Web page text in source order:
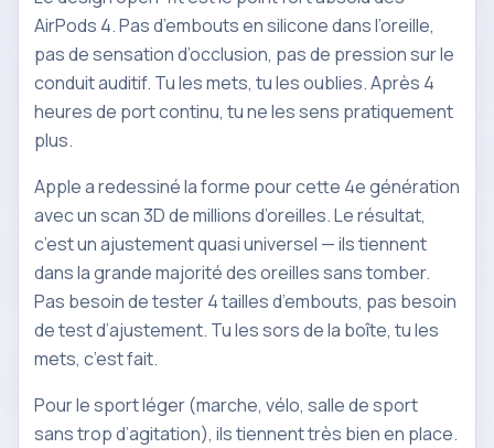
AirPods 4. Pas d’embouts en silicone dans l’oreille,
pas de sensation d’occlusion, pas de pression sur le
conduit auditif. Tu les mets, tu les oublies. Après 4
heures de port continu, tu ne les sens pratiquement
plus.
Apple a redessiné la forme pour cette 4e génération
avec un scan 3D de millions d’oreilles. Le résultat,
c’est un ajustement quasi universel — ils tiennent
dans la grande majorité des oreilles sans tomber.
Pas besoin de tester 4 tailles d’embouts, pas besoin
de test d’ajustement. Tu les sors de la boîte, tu les
mets, c’est fait.
Pour le sport léger (marche, vélo, salle de sport
sans trop d’agitation), ils tiennent très bien en place.